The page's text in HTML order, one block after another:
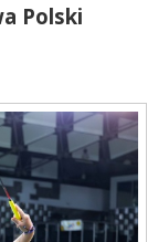
Polski